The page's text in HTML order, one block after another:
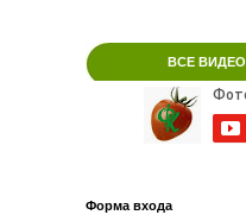
ВСЕ ВИДЕО
Форма входа